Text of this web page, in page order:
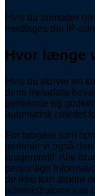
Hvis du anmoder
medtages din IP-
Hvor længe
Hvis du skriver en
dens metadata
genkende og
automatisk i stedet
For brugere som
gemmer vi også
brugerprofil. Alle
personlige
de ikke kan ændre
administratorer kan